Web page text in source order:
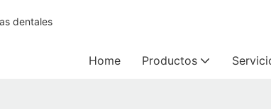
dentales
Home Productos